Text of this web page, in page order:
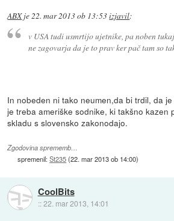
ABXje22. mar 2013 ob 13:53izjavil:
v USA tudi usmrtijo ujetnike, pa noben
ne zagovarja da je to prav ker pač tam so
In nobeden ni tako neumen,da bi trdil, da
je treba ameriške sodnike, ki takšno kazen
skladu s slovensko zakonodajo.
Zgodovina sprememb…
spremenil:St235(22. mar 2013 ob 14:00)
CoolBits
::22. mar 2013, 14:01